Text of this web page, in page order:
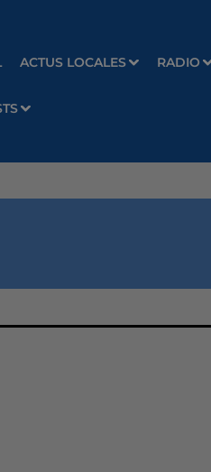
ACTUS LOCALES RADIO